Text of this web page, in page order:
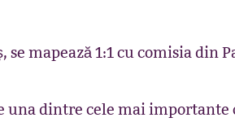
se mapează 1:1 cu comisia din
una dintre cele mai